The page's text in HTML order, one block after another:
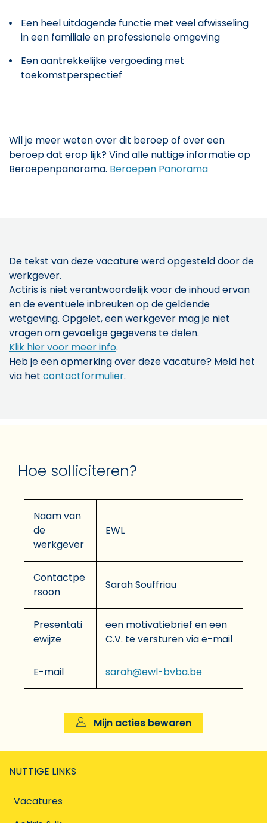
Een heel uitdagende functie met veel afwisseling
in een familiale en professionele omgeving
Een aantrekkelijke vergoeding met
toekomstperspectief
Wil je meer weten over dit beroep of over een
beroep dat erop lijk? Vind alle nuttige informatie op
Beroepenpanorama. Beroepen Panorama
De tekst van deze vacature werd opgesteld door de
werkgever.
Actiris is niet verantwoordelijk voor de inhoud ervan
en de eventuele inbreuken op de geldende
wetgeving. Opgelet, een werkgever mag je niet
vragen om gevoelige gegevens te delen.
Klik hier voor meer info.
Heb je een opmerking over deze vacature? Meld het
via het contactformulier.
Hoe solliciteren?
Naam van
de
werkgever
EWL
Contactpe
rsoon
Sarah Souffriau
Presentati
ewijze
een motivatiebrief en een
C.V. te versturen via e-mail
E-mail sarah@ewl-bvba.be
Mijn acties bewaren
NUTTIGE LINKS
Vacatures